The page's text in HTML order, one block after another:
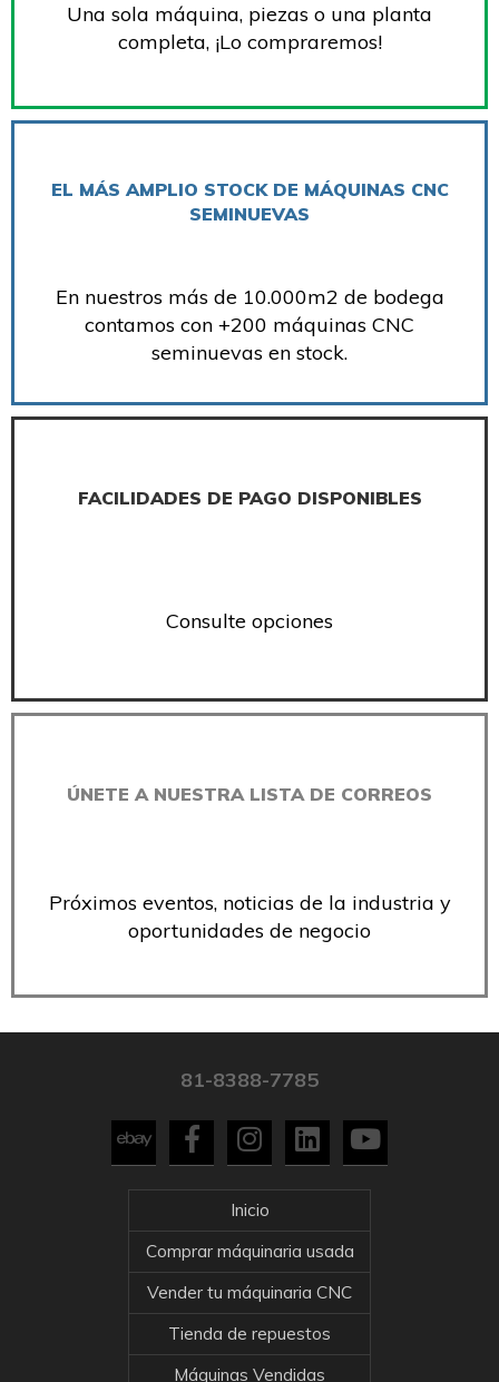
Una sola máquina, piezas o una planta
completa, ¡Lo compraremos!
EL MÁS AMPLIO STOCK DE MÁQUINAS CNC
SEMINUEVAS
En nuestros más de 10.000m2 de bodega
contamos con +200 máquinas CNC
seminuevas en stock.
FACILIDADES DE PAGO DISPONIBLES
Consulte opciones
ÚNETE A NUESTRA LISTA DE CORREOS
Próximos eventos, noticias de la industria y
oportunidades de negocio
81-8388-7785
Inicio
Comprar máquinaria usada
Vender tu máquinaria CNC
Tienda de repuestos
Máquinas Vendidas